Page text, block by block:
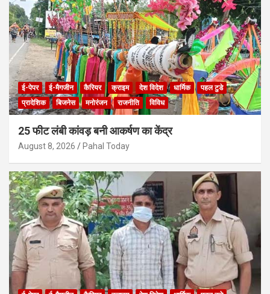
ई-पेपर ई-मैगजीन कैरियर क्राइम देश विदेश धार्मिक
पहल टुडे
प्रादेशिक
बिजनेस मनोरंजन राजनीति विविध
25 फीट लंबी कांवड़ बनी आकर्षण का केंद्र
August 8, 2026 Pahal Today